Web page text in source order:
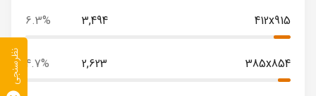
412x915
3,494
6.3%
385x854
2,623
4.7% نظرسنجی